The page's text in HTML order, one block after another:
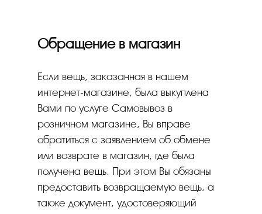
Обращение в магазин
Если вещь, заказанная в нашем
интернет-магазине, была выкуплена
Вами по услуге Самовывоз в
розничном магазине, Вы вправе
обратиться с заявлением об обмене
или возврате в магазин, где была
получена вещь. При этом Вы обязаны
предоставить возвращаемую вещь, а
также документ, удостоверяющий